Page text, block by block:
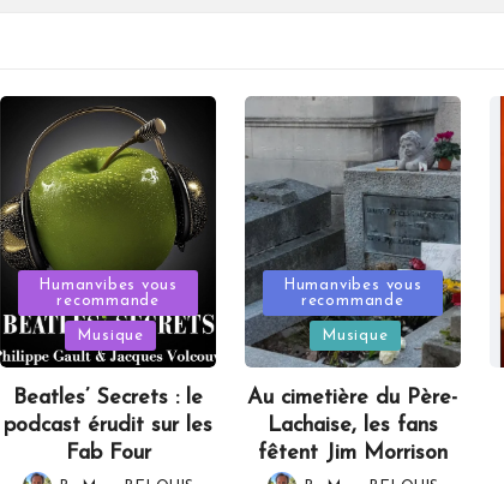
Posted
in
Humanvibes vous
recommande
Musique
Beatles’ Secrets : le
podcast érudit sur les
Fab Four
Posted
in
Humanvibes vous
recommande
Musique
Au cimetière du Père-
Lachaise, les fans
fêtent Jim Morrison